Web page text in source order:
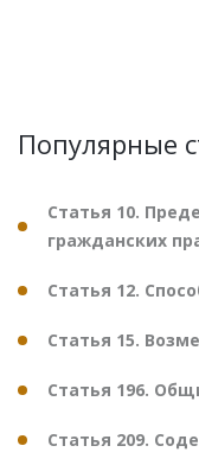
Популярные
Статья 10.
гражданских
Статья 12.
Статья 15.
Статья 196.
Статья 209.